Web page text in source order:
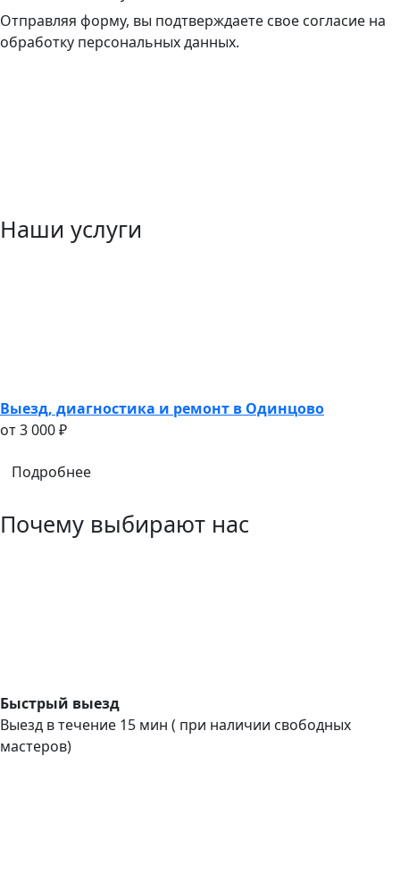
Отправляя форму, вы подтверждаете свое согласие на
обработку персональных данных.
Наши услуги
Выезд, диагностика и ремонт в Одинцово
oт 3 000 ₽
Подробнее
Почему выбирают нас
Быстрый выезд
Выезд в течение 15 мин ( при наличии свободных
мастеров)